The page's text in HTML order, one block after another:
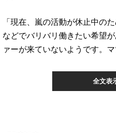
「現在、嵐の活動が休止中の
などでバリバリ働きたい希望
ァーが来ていないようです。
全文表